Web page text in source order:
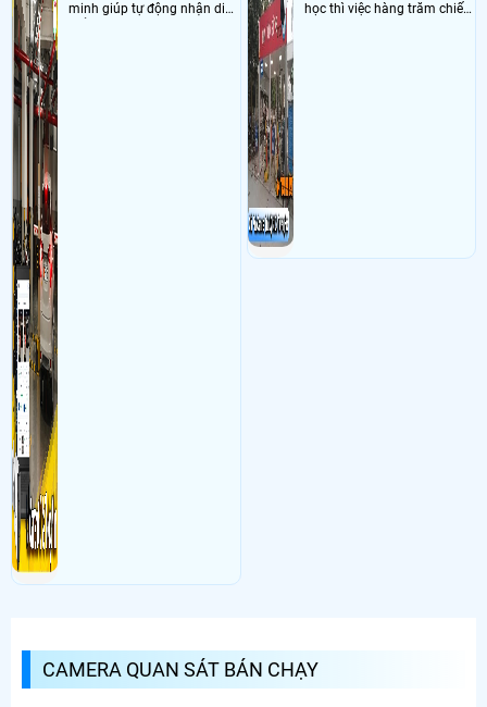
minh giúp tự động nhận diện
học thì việc hàng trăm chiếc
CAMERA QUAN SÁT BÁN CHẠY